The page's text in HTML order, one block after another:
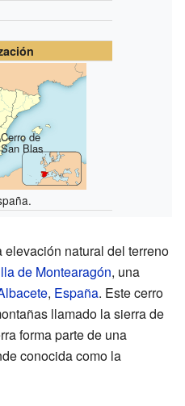
Cerro de
San Blas
elevación natural del terreno
de Montearagón, una
, España. Este cerro
llamado la sierra de
forma parte de una
conocida como la